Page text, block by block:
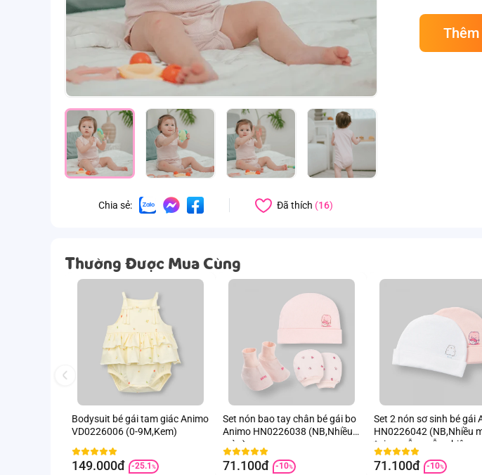
Chia sẻ: Đã thích (16)
Thêm
Thường Được Mua Cùng
Bodysuit bé gái tam giác Animo
VD0226006 (0-9M,Kem)
149.000đ -25.1 %
Set nón bao tay chân bé gái bo
Animo HN0226038 (NB,Nhiều
màu)
71.100đ -10%
Set 2 nón sơ sinh bé gái
HN0226042 (NB,Nhiều
*giao mẫu ngẫu nhiên
71.100đ -10%